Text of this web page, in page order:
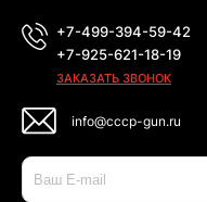
+7-499-394-59-42
+7-925-621-18-19
ЗАКАЗАТЬ ЗВОНОК
info@cccp-gun.ru